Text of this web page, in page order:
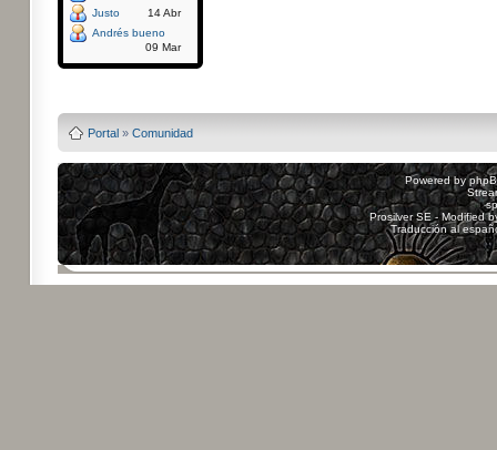
Justo
14 Abr
Andrés bueno
09 Mar
Portal» Comunidad
Powered by
Prosilver SE - Modified
Traducción al